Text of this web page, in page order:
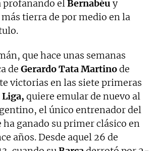
profanando elBernabéu y
tierra de por medio en la
que hace unas semanas
de Gerardo Tata Martinode
victorias en las siete primeras
Liga, quiere emular de nuevo al
el único entrenador del
ha ganado su primer clásico en
años. Desde aquel 26 de